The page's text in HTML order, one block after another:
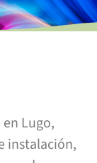
en Lugo,
instalación,